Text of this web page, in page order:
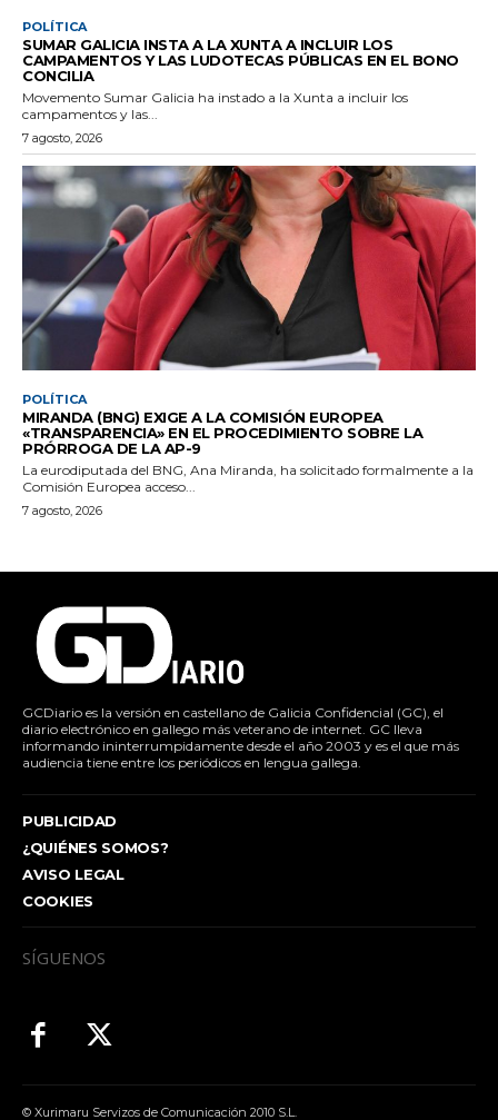
POLÍTICA
SUMAR GALICIA INSTA A LA XUNTA A INCLUIR LOS
CAMPAMENTOS Y LAS LUDOTECAS PÚBLICAS EN EL BONO
CONCILIA
Movemento Sumar Galicia ha instado a la Xunta a incluir los
campamentos y las...
7 agosto, 2026
POLÍTICA
MIRANDA (BNG) EXIGE A LA COMISIÓN EUROPEA
«TRANSPARENCIA» EN EL PROCEDIMIENTO SOBRE LA
PRÓRROGA DE LA AP-9
La eurodiputada del BNG, Ana Miranda, ha solicitado formalmente a la
Comisión Europea acceso...
7 agosto, 2026
GCDiario es la versión en castellano de Galicia Confidencial (GC), el
diario electrónico en gallego más veterano de internet. GC lleva
informando ininterrumpidamente desde el año 2003 y es el que más
audiencia tiene entre los periódicos en lengua gallega.
PUBLICIDAD
¿QUIÉNES SOMOS?
AVISO LEGAL
COOKIES
SÍGUENOS
© Xurimaru Servizos de Comunicación 2010 S.L.